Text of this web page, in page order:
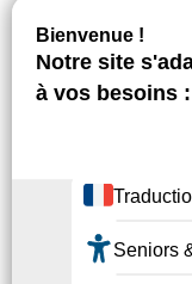
TÉLÉCHARGEZ
Communiqué de presse